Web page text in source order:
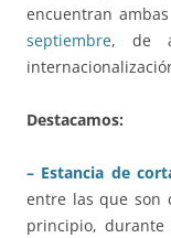
encuentran
septiembre, de
Destacamos:
– Estancia de
entre las que son
principio,